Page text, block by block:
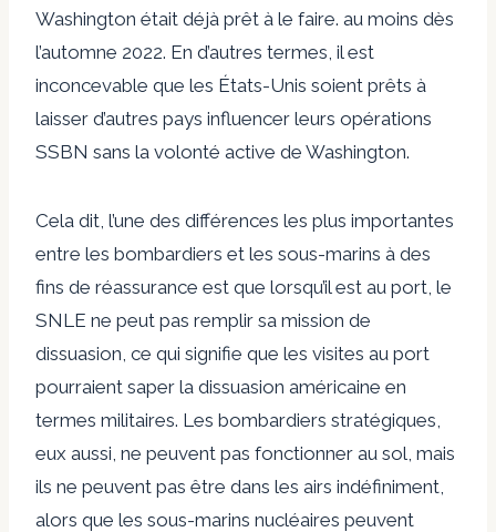
Washington était déjà prêt à le faire. au moins dès
l’automne 2022. En d’autres termes, il est
inconcevable que les États-Unis soient prêts à
laisser d’autres pays influencer leurs opérations
SSBN sans la volonté active de Washington.
Cela dit, l’une des différences les plus importantes
entre les bombardiers et les sous-marins à des
fins de réassurance est que lorsqu’il est au port, le
SNLE ne peut pas remplir sa mission de
dissuasion, ce qui signifie que les visites au port
pourraient saper la dissuasion américaine en
termes militaires. Les bombardiers stratégiques,
eux aussi, ne peuvent pas fonctionner au sol, mais
ils ne peuvent pas être dans les airs indéfiniment,
alors que les sous-marins nucléaires peuvent